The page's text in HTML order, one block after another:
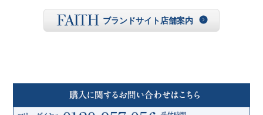
ブランドサイト店舗案内